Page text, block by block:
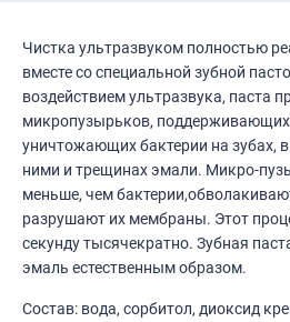
Чистка ультразвуком полностью
вместе со специальной зубной
воздействием ультразвука, паста
микропузырьков, поддерживающих
уничтожающих бактерии на зубах,
ними и трещинах эмали. Микро-
меньше, чем
разрушают их мембраны. Этот
секунду тысячекратно. Зубная
эмаль естественным образом.
Состав: вода, сорбитол, диоксид